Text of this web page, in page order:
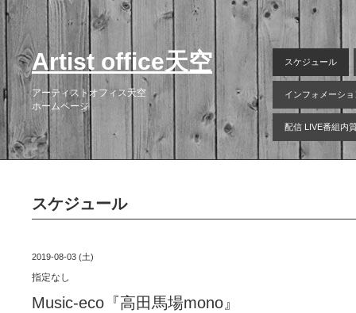
Artist office天空
アーティストオフィス天空
ホームページ
スケジュール
インフォメーショ
配信 LIVE番組内
スケジュール
2019-08-03 (土)
指定なし
Music-eco『高田馬場mono』